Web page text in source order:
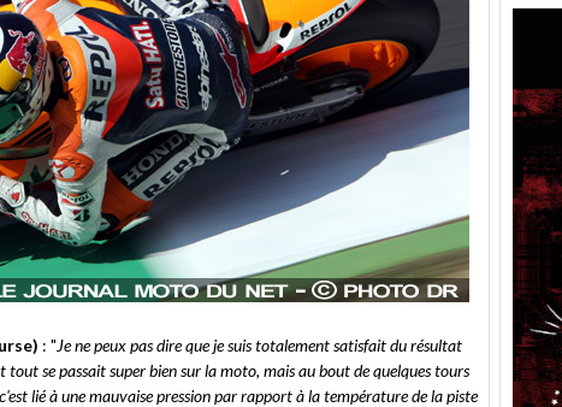
: "Je ne peux pas dire que je suis totalement satisfait du résultat
se passait super bien sur la moto, mais au bout de quelques tours
lié à une mauvaise pression par rapport à la température de la piste